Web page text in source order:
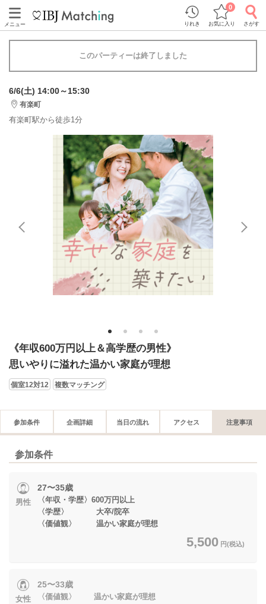
メニュー りれき お気に入り
0
さがす
このパーティーは終了しました
6/6(土) 14:00～15:30
有楽町
有楽町駅から徒歩1分
1 2 3 4
《年収600万円以上＆高学歴の男性》
思いやりに溢れた温かい家庭が理想
個室12対12 複数マッチング
参加条件 企画詳細 当日の流れ アクセス 注意事項
参加条件
男性
27〜35歳
〈年収・学歴〉600万円以上
〈学歴〉 大卒/院卒
〈価値観〉 温かい家庭が理想
5,500 円(税込)
女性
25〜33歳
〈価値観〉 温かい家庭が理想